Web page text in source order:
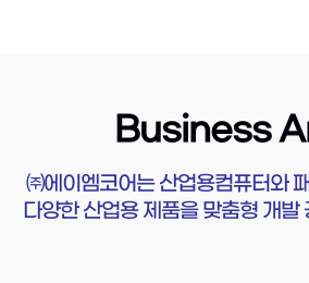
Business
㈜에이엠코어는 산업용컴퓨터와
다양한 산업용 제품을 맞춤형 개발